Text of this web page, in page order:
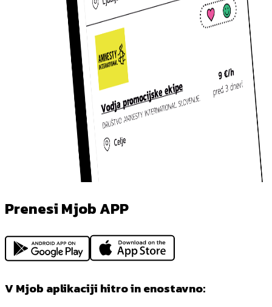
Prenesi Mjob APP
V Mjob aplikaciji hitro in enostavno: